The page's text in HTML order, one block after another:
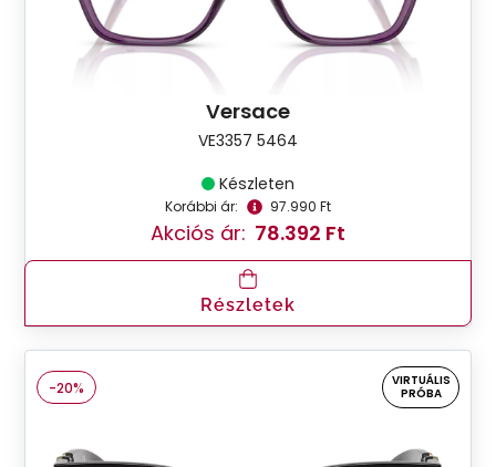
Versace
VE3357 5464
Készleten
Korábbi ár: 97.990 Ft
Akciós ár: 78.392 Ft
Részletek
-20%
VIRTUÁLIS
PRÓBA